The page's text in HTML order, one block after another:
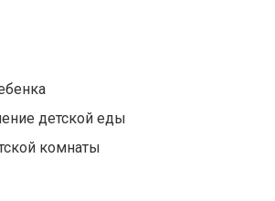
детской еды
комнаты